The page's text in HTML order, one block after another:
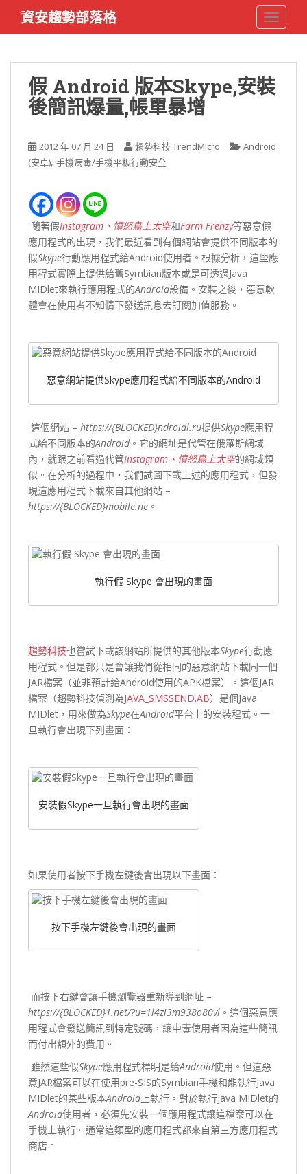
i
資安趨勢部落格
假 Android 版本Skype,安裝
後簡訊爆量,帳單暴增
2012 年 07 月 24 日 趨勢科技 TrendMicro
Android
(安卓), 手機病毒/手機平板行動安全
隨著假Instagram 、憤怒鳥上太空和Farm Frenzy等惡意假
應用程式的出現，我們最近看到有個網站會提供不同版本的
假Skype行動應用程式給Android使用者。根據分析，這些應
用程式實際上提供給舊Symbian版本或是可透過Java
MIDlet來執行應用程式的Android設備。安裝之後，惡意軟
體會在使用者不知情下發送訊息去訂閱加值服務。
惡意網站提供Skype應用程式給不同版本的Android
這個網站 – https://{BLOCKED}ndroidl.ru提供Skype應用程
式給不同版本的Android。它的網址是代管在俄羅斯網域
內，就跟之前看過代管Instagram 、憤怒鳥上太空的網域類
似。在分析的過程中，我們試圖下載上述的應用程式，但發
現這應用程式下載來自其他網站 –
https://{BLOCKED}mobile.ne 。
執行假 Skype 會出現的畫面
趨勢科技也嘗試下載該網站所提供的其他版本Skype行動應
用程式。但是都只是會讓我們從相同的惡意網站下載同一個
JAR檔案（並非預計給Android使用的APK檔案）。這個JAR
檔案（趨勢科技偵測為JAVA_SMSSEND.AB）是個Java
MIDlet，用來做為Skype在Android平台上的安裝程式。一
旦執行會出現下列畫面：
安裝假Skype一旦執行會出現的畫面
如果使用者按下手機左鍵後會出現以下畫面：
按下手機左鍵後會出現的畫面
而按下右鍵會讓手機瀏覽器重新導到網址 –
https://{BLOCKED}1.net/?u=1l4zi3m938o80vl 。這個惡意應
用程式會發送簡訊到特定號碼，讓中毒使用者因為這些簡訊
而付出額外的費用。
雖然這些假Skype應用程式標明是給Android使用。但這惡
意JAR檔案可以在使用pre-SIS的Symbian手機和能執行Java
MIDlet的某些版本Android上執行。對於執行Java MIDlet的
Android使用者，必須先安裝一個應用程式讓這檔案可以在
手機上執行。通常這類型的應用程式都來自第三方應用程式
商店。